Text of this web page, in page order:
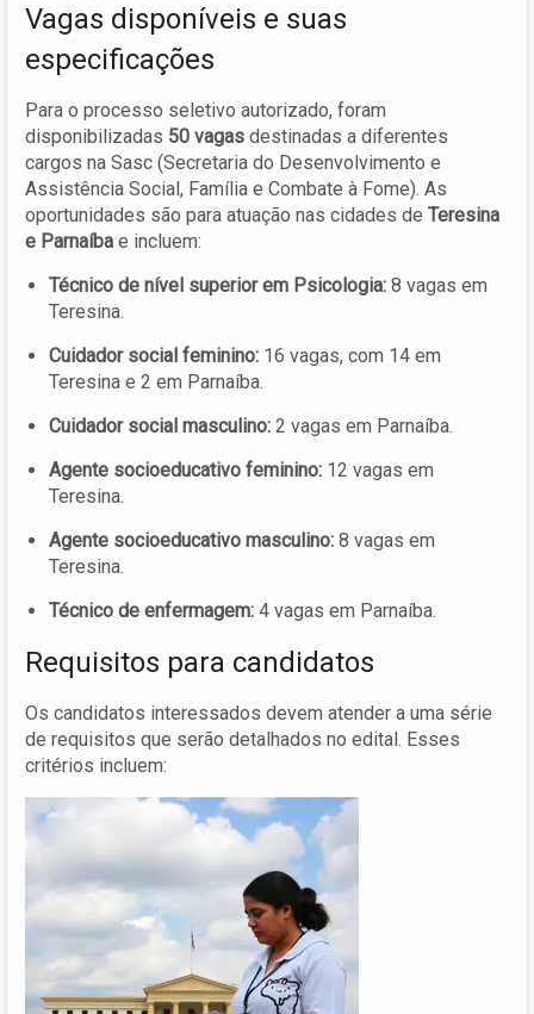
Vagas disponíveis e suas
especificações
Para o processo seletivo autorizado, foram
disponibilizadas 50 vagas destinadas a diferentes
cargos na Sasc (Secretaria do Desenvolvimento e
Assistência Social, Família e Combate à Fome). As
oportunidades são para atuação nas cidades de Teresina
e Parnaíba e incluem:
Técnico de nível superior em Psicologia: 8 vagas em
Teresina.
Cuidador social feminino: 16 vagas, com 14 em
Teresina e 2 em Parnaíba.
Cuidador social masculino: 2 vagas em Parnaíba.
Agente socioeducativo feminino: 12 vagas em
Teresina.
Agente socioeducativo masculino: 8 vagas em
Teresina.
Técnico de enfermagem: 4 vagas em Parnaíba.
Requisitos para candidatos
Os candidatos interessados devem atender a uma série
de requisitos que serão detalhados no edital. Esses
critérios incluem: